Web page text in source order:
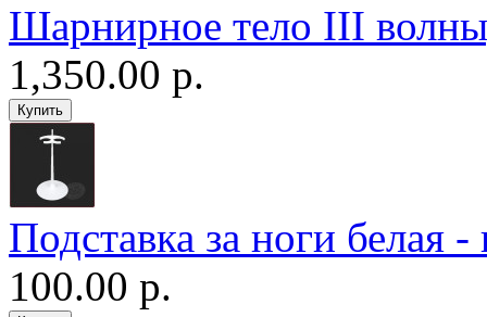
Шарнирное тело III
1,350.00 р.
Подставка за ноги белая
100.00 р.